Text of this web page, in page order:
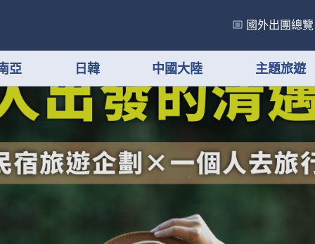
國外出團總覽
亞 日韓 中國大陸 主題旅遊